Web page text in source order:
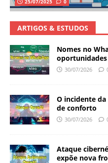
25/07/2025 0
ARTIGOS & ESTUDOS
Nomes no
30/07/2026
O incidente
de conforto
30/07/2026
Ataque
expõe nova